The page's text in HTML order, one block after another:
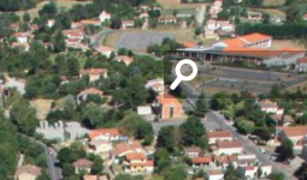
Rechercher